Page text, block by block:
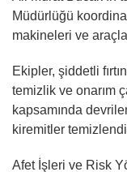
Müdürlüğü
makineleri ve
Ekipler, şiddetli
temizlik ve onarım
kapsamında
kiremitler
Afet İşleri ve Risk